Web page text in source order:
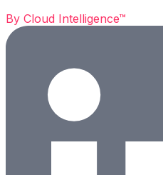
By Cloud Intelligence™